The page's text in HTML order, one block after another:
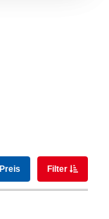
Preis Filter